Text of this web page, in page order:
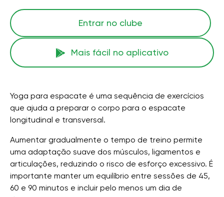
Entrar no clube
Mais fácil no aplicativo
Yoga para espacate é uma sequência de exercícios
que ajuda a preparar o corpo para o espacate
longitudinal e transversal.
Aumentar gradualmente o tempo de treino permite
uma adaptação suave dos músculos, ligamentos e
articulações, reduzindo o risco de esforço excessivo. É
importante manter um equilíbrio entre sessões de 45,
60 e 90 minutos e incluir pelo menos um dia de